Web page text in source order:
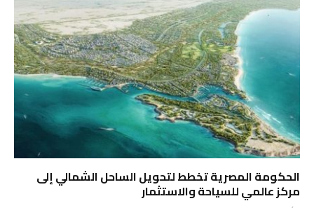
الحكومة المصرية تخطط لتحويل الساحل الشمالي إلى
مركز عالمي للسياحة والاستثمار